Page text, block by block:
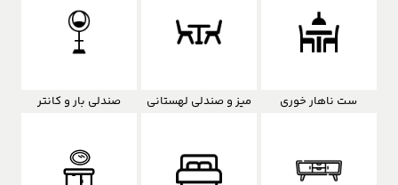
ست ناهار خوری میز و صندلی لهستانی صندلی بار و کانتر